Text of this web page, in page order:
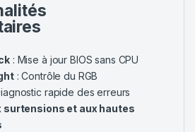
: Mise à jour BIOS sans CPU
: Contrôle du RGB
rapide des erreurs
surtensions et aux hautes